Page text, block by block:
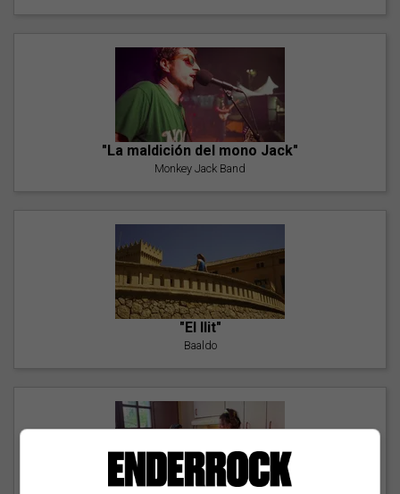
"La maldición del mono Jack"
Monkey Jack Band
"El llit"
Baaldo